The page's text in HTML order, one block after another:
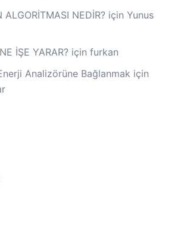
ALGORİTMASI NEDİR? için Yunus
İŞE YARAR? için furkan
Analizörüne Bağlanmak için